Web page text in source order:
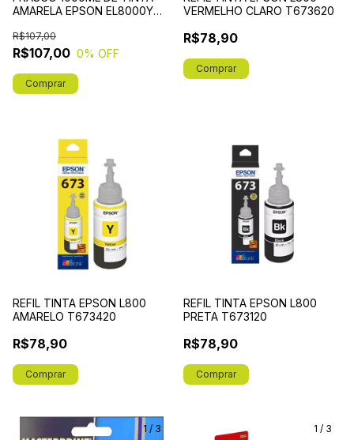
AMARELA EPSON EL8000Y
R$107,00
R$107,00
0% OFF
VERMELHO CLARO T673620
R$78,90
REFIL TINTA EPSON L800
AMARELO T673420
R$78,90
REFIL TINTA EPSON L800
PRETA T673120
R$78,90
1 / 3 1 / 3